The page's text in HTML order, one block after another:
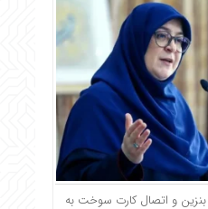
بنزین و اتصال کارت سوخت به